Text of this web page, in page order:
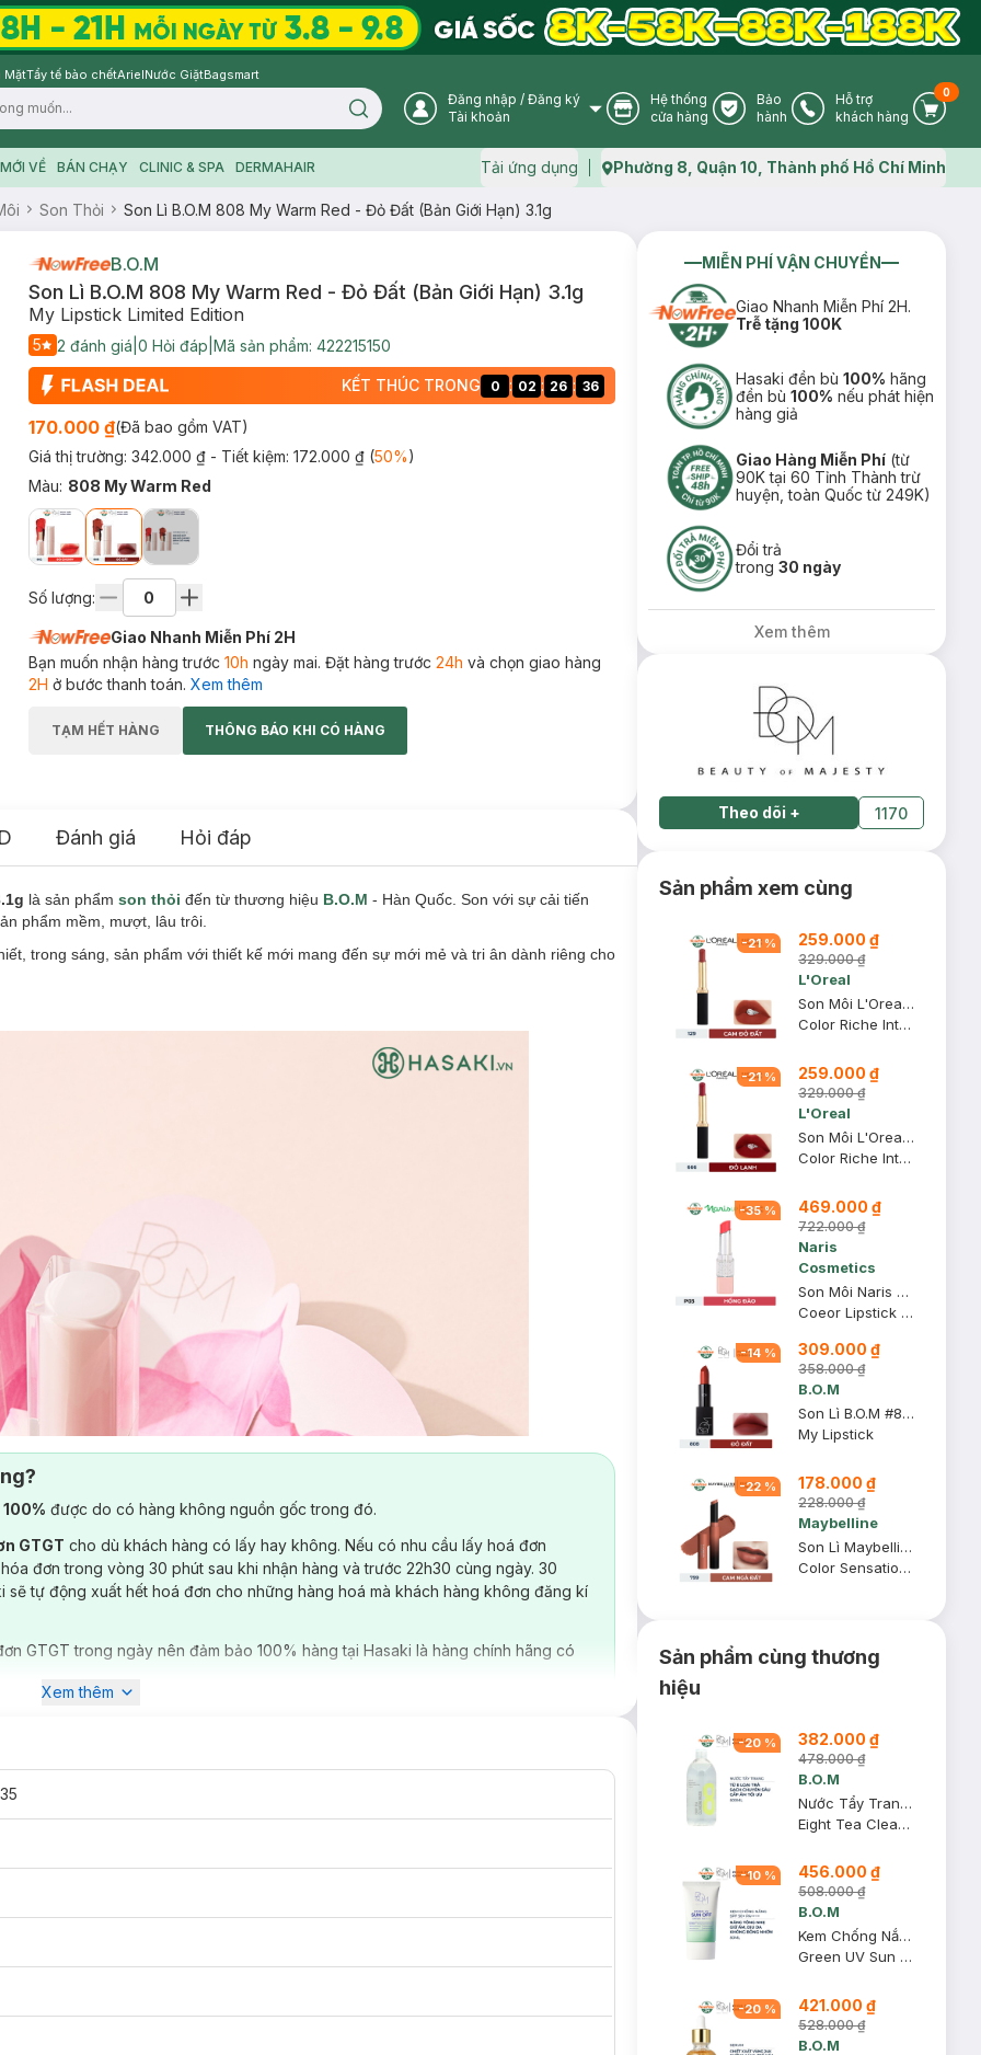
MặtTẩy tế bào chếtArielNước GiặtBagsmart
Search icon User Icon
Đăng nhập / Đăng ký
Tài khoản
Store Icon
Hệ thống
cửa hàng
Warranty Icon
Bảo
hành
Phone Icon
Hỗ trợ
khách hàng
Cart
0
VỀ BÁN CHẠY CLINIC & SPA DERMAHAIR Tải ứng dụng Map icon
Phường 8, Quận 10, Thành phố Hồ Chí Minh
Son Thỏi Son Lì B.O.M 808 My Warm Red - Đỏ Đất (Bản Giới Hạn) 3.1g
B.O.M
Son Lì B.O.M 808 My Warm Red - Đỏ Đất (Bản Giới Hạn) 3.1g
My Lipstick Limited Edition
5 2 đánh giá 0 Hỏi đáp Mã sản phẩm: 422215150
KẾT THÚC TRONG 0 : 02 : 26 : 35
170.000 ₫(Đã bao gồm VAT)
Giá thị trường: 342.000 ₫ - Tiết kiệm: 172.000 ₫(50%)
Màu: 808 My Warm Red
Số lượng:
Giao Nhanh Miễn Phí 2H
Bạn muốn nhận hàng trước 10h ngày mai. Đặt hàng trước 24h và chọn giao hàng
2H ở bước thanh toán. Xem thêm
TẠM HẾT HÀNG THÔNG BÁO KHI CÓ HÀNG
Đánh giá Hỏi đáp
là sản phẩm son thỏi đến từ thương hiệu B.O.M - Hàn Quốc. Son với sự cải tiến
phẩm mềm, mượt, lâu trôi.
trong sáng, sản phẩm với thiết kế mới mang đến sự mới mẻ và tri ân dành riêng cho
được do có hàng không nguồn gốc trong đó.
GTGT cho dù khách hàng có lấy hay không. Nếu có nhu cầu lấy hoá đơn
đơn trong vòng 30 phút sau khi nhận hàng và trước 22h30 cùng ngày. 30
sẽ tự động xuất hết hoá đơn cho những hàng hoá mà khách hàng không đăng kí
GTGT trong ngày nên đảm bảo 100% hàng tại Hasaki là hàng chính hãng có
Xem thêm
MIỄN PHÍ VẬN CHUYỂN
Giao Nhanh Miễn Phí 2H.
Trễ tặng 100K
Hasaki đền bù100% hãng
đền bù100% nếu phát hiện
hàng giả
Giao Hàng Miễn Phí (từ
90K tại 60 Tỉnh Thành trừ
huyện, toàn Quốc từ 249K)
Đổi trả
trong30 ngày
Xem thêm
Theo dõi + 1170
Sản phẩm xem cùng
-21% 259.000 ₫
329.000 ₫
L'Oreal
Son Môi L'Oreal Mịn Lì 129 I Lead - Cam Đỏ Đất 1.7g
Color Riche Intense Volume Matte
-21% 259.000 ₫
329.000 ₫
L'Oreal
Son Môi L'Oreal Mịn Lì Căng Mướt 666 I Win - Đỏ Lạnh 1.7g
Color Riche Intense Volume Matte
-35% 469.000 ₫
722.000 ₫
Naris
Cosmetics
Son Môi Naris Cosmetics Coeor P03 Hồng Đào 3.2g
Coeor Lipstick P03
-14 % 309.000 ₫
358.000 ₫
B.O.M
Son Lì B.O.M #808 My Warm Red - Đỏ Đất 3.5g
My Lipstick
-22 % 178.000 ₫
228.000 ₫
Maybelline
Son Lì Maybelline Mịn Môi Siêu Nhẹ 799 Cam Ngả Đất 1.7g
Color Sensational Ultimatte #799 More Taupe
Sản phẩm cùng thương
hiệu
-20 % 382.000 ₫
478.000 ₫
B.O.M
Nước Tẩy Trang B.O.M Từ 8 Loại Trà Làm Sạch Da 500ml
Eight Tea Cleansing Water
-10 % 456.000 ₫
508.000 ₫
B.O.M
Kem Chống Nắng B.O.M Nâng Tông Dịu Nhẹ 50ml
Green UV Sun Off SPF50+ PA++++
-20 % 421.000 ₫
528.000 ₫
B.O.M